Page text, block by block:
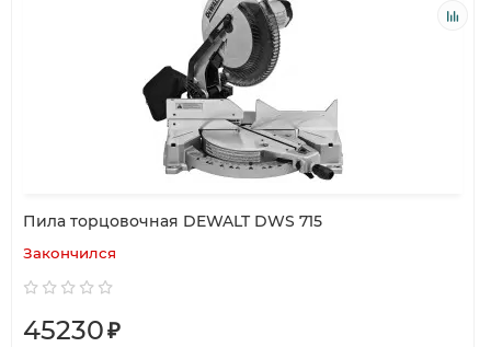
Пила торцовочная DEWALT DWS 715
Закончился
45230₽